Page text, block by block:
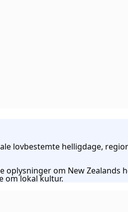
lovbestemte helligdage,
om New
om lokal kultur.